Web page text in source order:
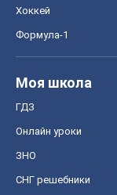
Хоккей
Формула-1
Моя школа
ГДЗ
Онлайн уроки
ЗНО
СНГ решебники